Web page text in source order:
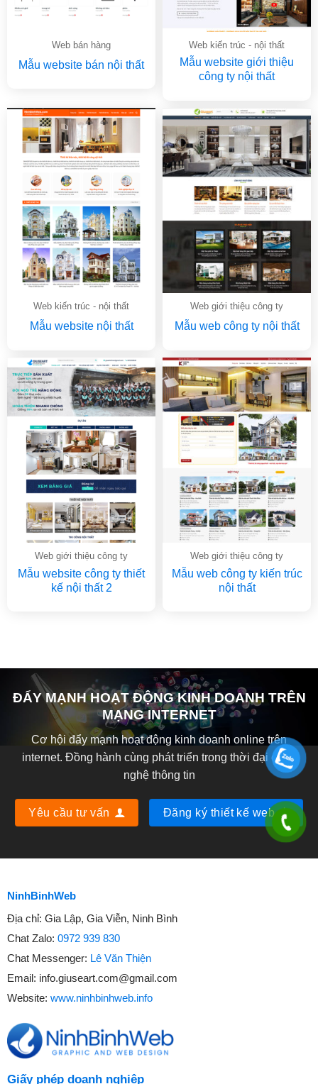
Web bán hàng
Mẫu website bán nội thất
Web kiến trúc - nội thất
Mẫu website giới thiệu
công ty nội thất
Web kiến trúc - nội thất
Mẫu website nội thất
Web giới thiệu công ty
Mẫu web công ty nội thất
Web giới thiệu công ty
Mẫu website công ty thiết
kế nội thất 2
Web giới thiệu công ty
Mẫu web công ty kiến trúc
nội thất
ĐẨY MẠNH HOẠT ĐỘNG KINH DOANH TRÊN
MẠNG INTERNET
Cơ hội đẩy mạnh hoạt động kinh doanh online trên
internet. Đồng hành cùng phát triển trong thời đại công
nghệ thông tin
Yêu cầu tư vấn Đăng ký thiết kế web
NinhBinhWeb
Địa chỉ: Gia Lập, Gia Viễn, Ninh Bình
Chat Zalo: 0972 939 830
Chat Messenger: Lê Văn Thiện
Email: info.giuseart.com@gmail.com
Website: www.ninhbinhweb.info
Giấy phép doanh nghiệp